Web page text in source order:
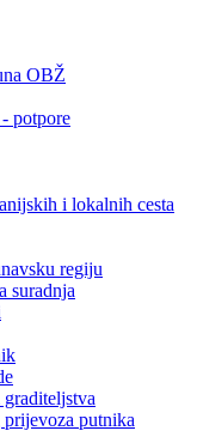
OBŽ
potpore
i lokalnih cesta
regiju
suradnja
putnika